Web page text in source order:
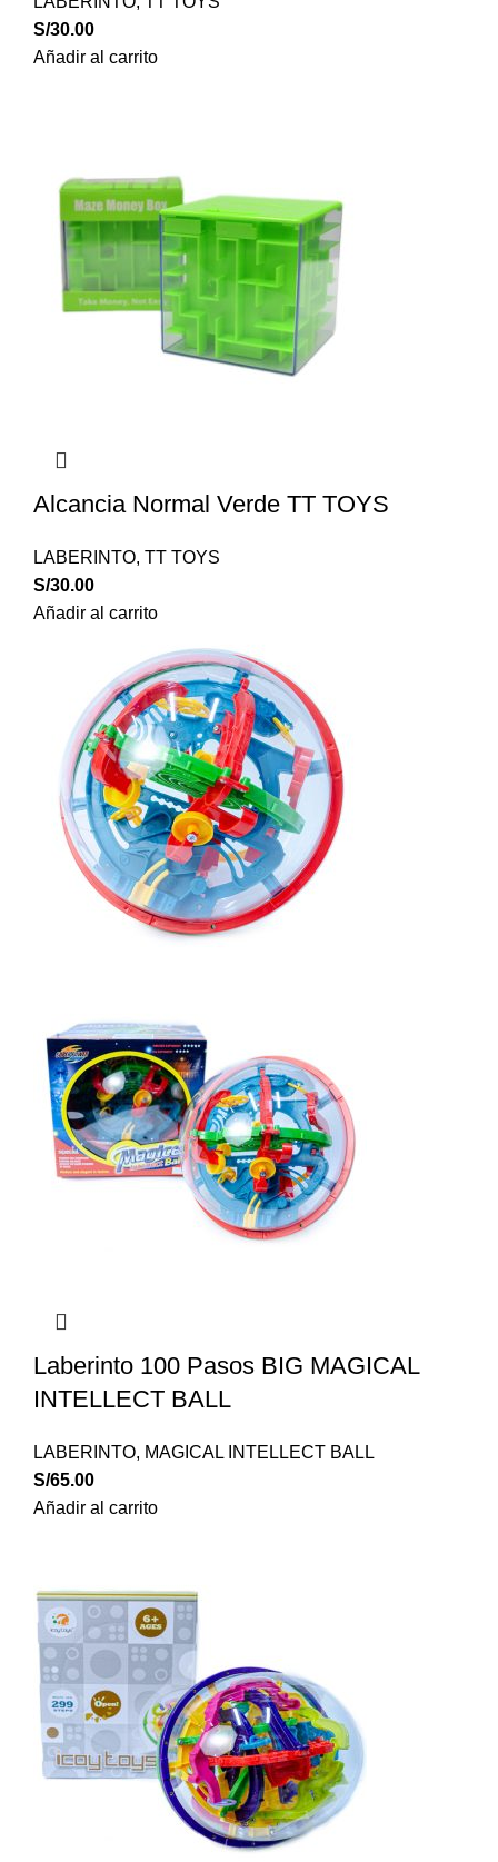
S/30.00
Añadir al carrito
Alcancia Normal Verde TT TOYS
LABERINTO, TT TOYS
S/30.00
Añadir al carrito
Laberinto 100 Pasos BIG MAGICAL
INTELLECT BALL
LABERINTO, MAGICAL INTELLECT BALL
S/65.00
Añadir al carrito